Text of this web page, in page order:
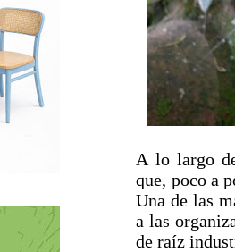
A lo largo
que, poco a
Una de las
a las
de raíz